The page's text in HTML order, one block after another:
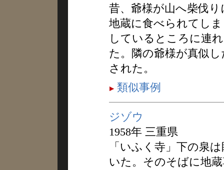
昔、爺様が山へ柴伐
地蔵に食べられてし
しているところに連
た。隣の爺様が真似
された。
類似事例
ジゾウ
1958年 三重県
「いふく寺」下の泉
いた。そのそばに地